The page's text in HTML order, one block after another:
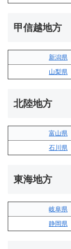
甲信越地方
新潟県
山梨県
北陸地方
富山県
石川県
東海地方
岐阜県
静岡県